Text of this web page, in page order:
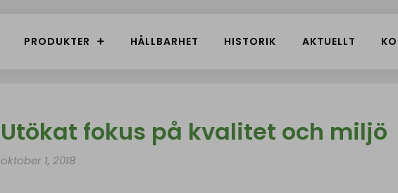
PRODUKTER HÅLLBARHET HISTORIK AKTUELLT
Utökat fokus på kvalitet och miljö
oktober 1, 2018